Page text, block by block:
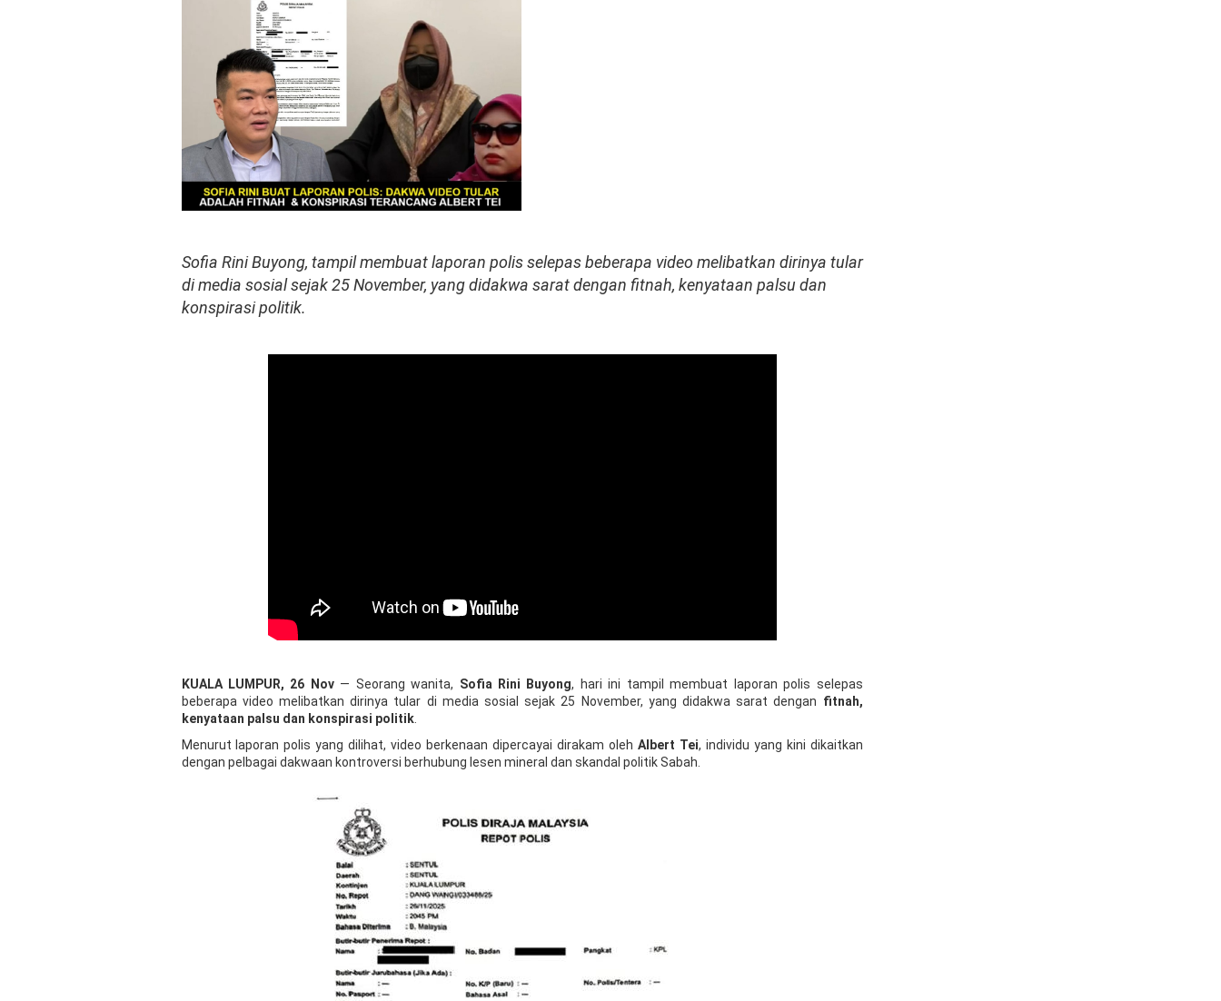
Sofia Rini Buyong, tampil membuat laporan polis selepas beberapa video melibatkan dirinya tular
di media sosial sejak 25 November, yang didakwa sarat dengan fitnah, kenyataan palsu dan
konspirasi politik.
KUALA LUMPUR, 26 Nov— Seorang wanita, Sofia Rini Buyong, hari ini tampil membuat laporan polis selepas
beberapa video melibatkan dirinya tular di media sosial sejak 25 November, yang didakwa sarat dengan fitnah,
kenyataan palsu dan konspirasi politik.
Menurut laporan polis yang dilihat, video berkenaan dipercayai dirakam oleh Albert Tei, individu yang kini dikaitkan
dengan pelbagai dakwaan kontroversi berhubung lesen mineral dan skandal politik Sabah.